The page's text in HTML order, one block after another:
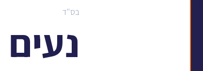
בס"ד